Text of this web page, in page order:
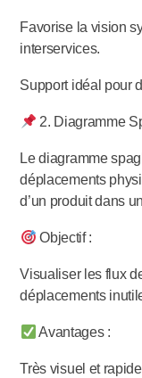
Favorise la vision
interservices.
Support idéal pour
2. Diagramme
Le diagramme
déplacements
d’un produit dans
Objectif :
Visualiser les flux
déplacements
Avantages :
Très visuel et